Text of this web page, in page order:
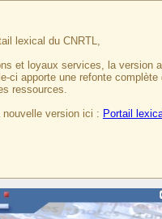
lexical du CNRTL,
et loyaux services, la version
ci apporte une refonte
ressources.
version ici : Portail